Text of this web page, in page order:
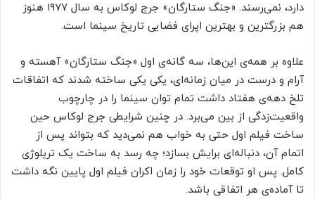
دارد، نمی‌رسند. «جنگ ستارگان» جرج لوکاس به سال ۱۹۷۷ هنوز
هم بزرگترین و بهترین اپرای فضایی تاریخ سینما است.
علاوه بر همه‌ی این‌ها، سه گانه‌ی اول «جنگ ستارگان» آهسته و
آرام و درست در میان زمانه‌ای، یکی یکی ساخته شدند که اتفاقات
تلخ دهه‌ی هفتاد داشت تمام توان سینما را در چارچوب
واقعیت‌زدگی از بین می‌برد. در چنین شرایطی جرج لوکاس حین
ساخت فیلم اول حتی به خواب هم نمی‌دید که بتواند پس از
اتمام آن، دنباله‌ای برایش بسازد؛ چه رسد به ساخت یک تریلوژی
کامل. پس او توقعات خود را زمان اکران فیلم اول پایین نگه داشت
تا آماده‌ی هر اتفاقی باشد.